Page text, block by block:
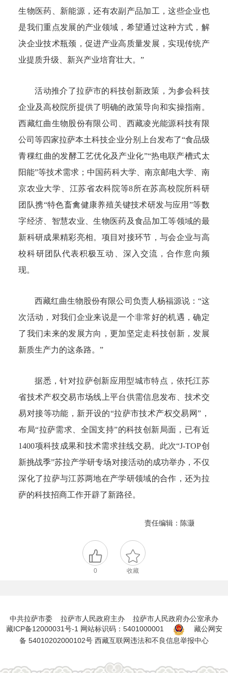
生物医药、新能源，还有农副产品加工，这些企业也
是我们重点发展的产业领域，希望通过这种方式，解
决企业技术瓶颈，促进产业高质量发展，实现传统产
业提质升级、新兴产业培育壮大。”
活动推介了拉萨市的科技创新政策，为参会科技
企业及高校院所提供了明确的政策导向和实操指南。
西藏红曲生物股份有限公司、西藏凌光能源科技有限
公司等四家拉萨本土科技企业分别上台发布了“食品级
青稞红曲的发酵工艺优化及产业化”“热电联产槽式太
阳能”等技术需求；中国药科大学、南京邮电大学、南
京农业大学、江苏省农科院等8所在苏高校院所科研
团队携“特色畜禽健康养殖关键技术研发与应用”等数
字经济、智慧农业、生物医药及食品加工等领域的最
新科研成果精彩亮相。项目对接环节，与会企业与高
校科研团队代表积极互动、深入交流，合作意向频
现。
西藏红曲生物股份有限公司负责人杨福源说：“这
次活动，对我们企业来说是一个非常好的机遇，确定
了我们未来的发展方向，更加坚定走科技创新，发展
新质生产力的这条路。”
据悉，针对拉萨创新应用型城市特点，依托江苏
省技术产权交易市场线上平台供需信息发布、技术交
易对接等功能，新开设的“拉萨市技术产权交易网”，
布局“拉萨需求、全国支持”的科技创新局面，已有近
1400项科技成果和技术需求挂线交易。此次“J-TOP创
新挑战季”苏拉产学研专场对接活动的成功举办，不仅
深化了拉萨与江苏两地在产学研领域的合作，还为拉
萨的科技招商工作开辟了新路径。
责任编辑：陈灏
0 收藏
中共拉萨市委 拉萨市人民政府主办 拉萨市人民政府办公室承办
藏ICP备12000031号-1 网站标识码：5401000001
藏公网安
备 54010202000102号 西藏互联网违法和不良信息举报中心